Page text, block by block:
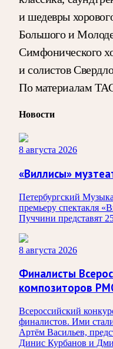
и шедевры
Большого и
Симфонического
и солистов
По материалам
Новости
8 августа 2026
«Виллисы»
Петербургский
премьеру спектакля
Пуччини представят
8 августа 2026
Финалисты
композиторов
Всероссийский
финалистов. Ими
Артём Васильев,
Динис Курбанов и